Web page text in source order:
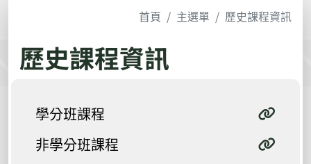
首頁 主選單 歷史課程資訊
歷史課程資訊
學分班課程
非學分班課程